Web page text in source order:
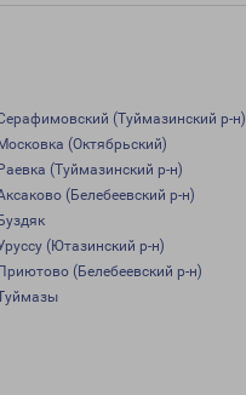
(Туймазинский р-н)
(Октябрьский)
(Туймазинский р-н)
(Белебеевский р-н)
(Ютазинский р-н)
(Белебеевский р-н)